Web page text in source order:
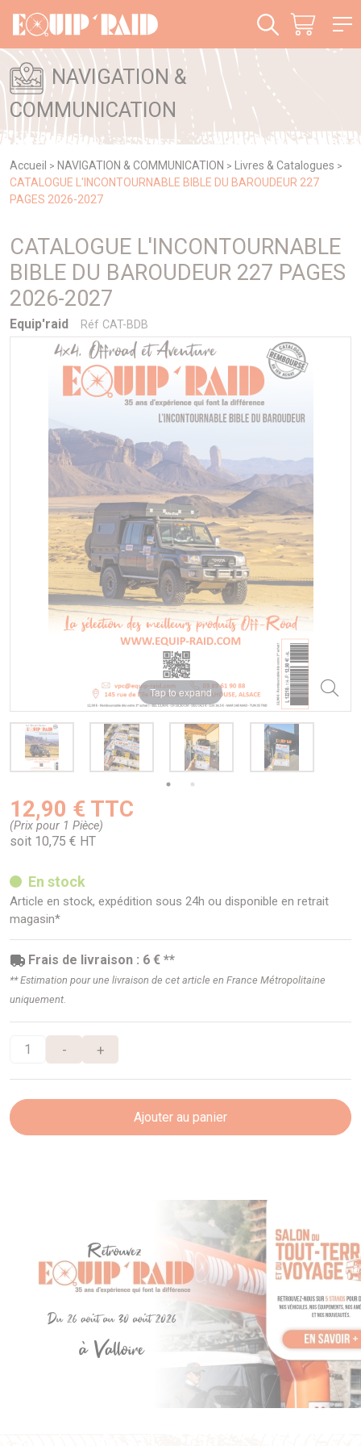
NAVIGATION &
COMMUNICATION
Accueil > NAVIGATION & COMMUNICATION > Livres & Catalogues >
CATALOGUE L'INCONTOURNABLE BIBLE DU BAROUDEUR 227
PAGES 2026-2027
CATALOGUE L'INCONTOURNABLE
BIBLE DU BAROUDEUR 227 PAGES
2026-2027
Equip'raid Réf CAT-BDB
Tap to expand
12,90 € TTC
(Prix pour 1 Pièce)
soit 10,75 € HT
En stock
Article en stock, expédition sous 24h ou disponible en retrait
magasin*
Frais de livraison : 6 € **
** Estimation pour une livraison de cet article en France Métropolitaine
uniquement.
- +
Ajouter au panier
Panneau de gestion des cookies